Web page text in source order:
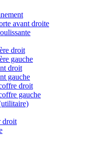
avant droite
droit
gauche
droit
gauche
droit
gauche
droit